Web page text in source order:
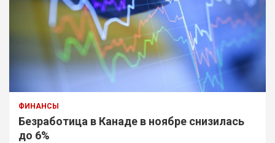
ФИНАНСЫ
Безработица в Канаде в ноябре снизилась
до 6%